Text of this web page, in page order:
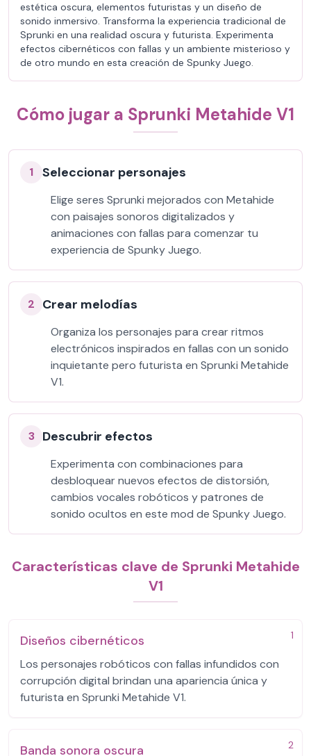
estética oscura, elementos futuristas y un diseño de
sonido inmersivo. Transforma la experiencia tradicional de
Sprunki en una realidad oscura y futurista. Experimenta
efectos cibernéticos con fallas y un ambiente misterioso y
de otro mundo en esta creación de Spunky Juego.
Cómo jugar a Sprunki Metahide V1
1 Seleccionar personajes
Elige seres Sprunki mejorados con Metahide
con paisajes sonoros digitalizados y
animaciones con fallas para comenzar tu
experiencia de Spunky Juego.
2 Crear melodías
Organiza los personajes para crear ritmos
electrónicos inspirados en fallas con un sonido
inquietante pero futurista en Sprunki Metahide
V1.
3 Descubrir efectos
Experimenta con combinaciones para
desbloquear nuevos efectos de distorsión,
cambios vocales robóticos y patrones de
sonido ocultos en este mod de Spunky Juego.
Características clave de Sprunki Metahide
V1
1
Diseños cibernéticos
Los personajes robóticos con fallas infundidos con
corrupción digital brindan una apariencia única y
futurista en Sprunki Metahide V1.
2
Banda sonora oscura